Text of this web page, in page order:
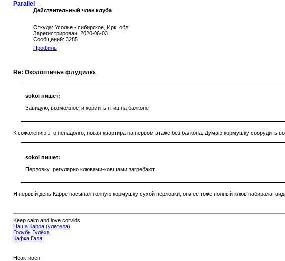
Parallel
Действительный член клуба
Откуда: Усолье - сибирское, Ирк. обл.
Зарегистрирован: 2020-06-03
Сообщений: 3285
Профиль
Re: Околоптичья флудилка
sokol пишет:
Завидую, возможности кормить птиц на балконе
К сожалению это ненадолго, новая квартира на первом этаже без балкона. Думаю кормушку соорудить
sokol пишет:
Перловку регулярно клювами-ковшами загребают
Я первый день Карре насыпал полную кормушку сухой перловки, она её тоже полный клюв набирала,
Keep calm and love corvids
Наша Карра (улетела)
Голубь Гулёха
Кафка Галя
Неактивен